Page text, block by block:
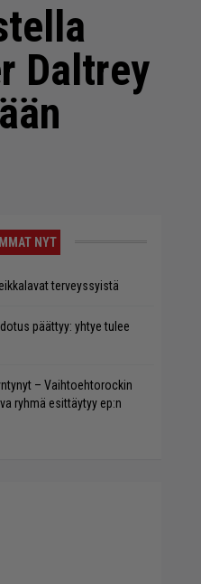
Daltrey
NYT
terveyssyistä
päättyy: yhtye tulee
– Vaihtoehtorockin
ryhmä esittäytyy ep:n